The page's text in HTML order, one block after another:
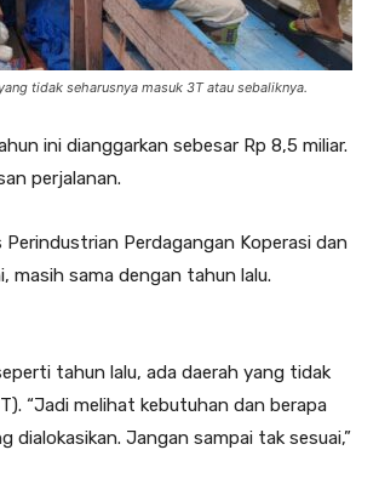
tidak seharusnya masuk 3T atau sebaliknya.
ini dianggarkan sebesar Rp 8,5 miliar.
perjalanan.
Perdagangan Koperasi dan
masih sama dengan tahun lalu.
tahun lalu, ada daerah yang tidak
“Jadi melihat kebutuhan dan berapa
dialokasikan. Jangan sampai tak sesuai,”